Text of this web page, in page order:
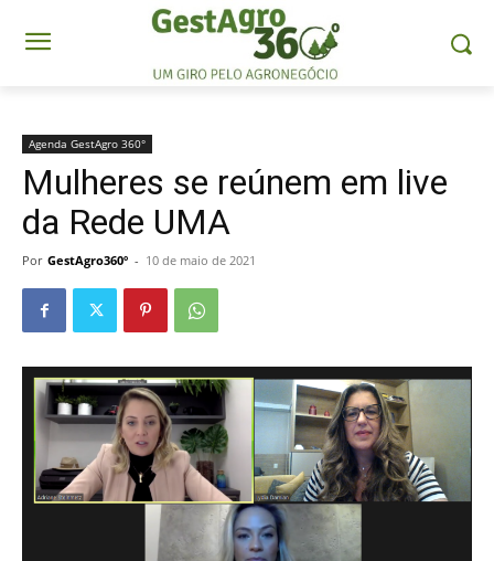
Agenda GestAgro 360°
Mulheres se reúnem em live
da Rede UMA
Por GestAgro360º - 10 de maio de 2021